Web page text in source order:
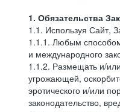
1. Обязательства
1.1. Используя Сайт,
1.1.1. Любым
и международного
1.1.2. Размещать и/
угрожающей,
эротического и/или
законодательство,